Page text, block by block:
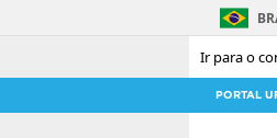
Ir para o
PORTAL